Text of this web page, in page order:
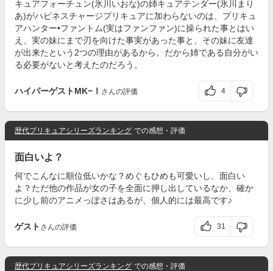
キュアフォーチュン(氷川いおな)の姉キュアテンダー(氷川まり
あ)がハピネスチャージプリキュアに加わらないのは、プリキュ
アハンター•ファントム(実はファンファン)に操られた事とはい
え、実の妹にまで刃を向けた事実があった事と、その妹に友達
が出来たという2つの理由があるから。だから姉である自分がい
る必要がないと考えたのだろう。
ハイパーゲストMK−Ⅰ さんの評価 4
歴代プリキュアシリーズランキング での感想・評価
面白いよ？
何でこんなに順位低いかな？めぐもひめも可愛いし、面白い
よ？ただ他の作品が女の子を全面に押し出しているなか、確か
に少し前のアニメっぽさはあるが、個人的には最高です♪
ゲスト さんの評価 31
歴代プリキュアシリーズランキング での感想・評価